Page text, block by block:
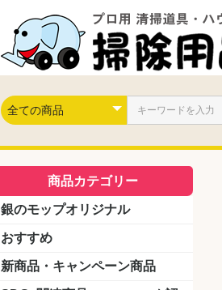
商品カテゴリー
銀のモップオリジナル
おすすめ
新商品・キャンペーン商品